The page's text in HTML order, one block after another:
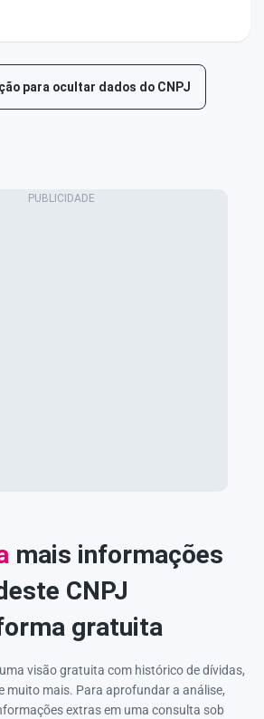
para ocultar dados do CNPJ
mais informações
CNPJ
gratuita
visão gratuita com histórico de dívidas,
muito mais. Para aprofundar a análise,
extras em uma consulta sob